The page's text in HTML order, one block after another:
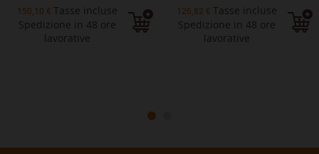
150,10 € Tasse incluse
Spedizione in 48 ore
lavorative
126,82 € Tasse incluse
Spedizione in 48 ore
lavorative